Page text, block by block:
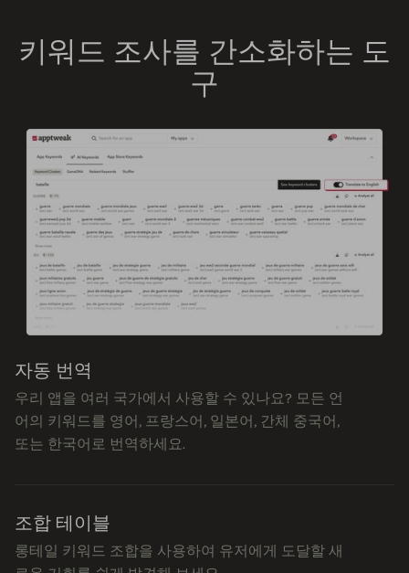
키워드 조사를 간소화하는 도
구
자동 번역
우리 앱을 여러 국가에서 사용할 수 있나요? 모든 언
어의 키워드를 영어, 프랑스어, 일본어, 간체 중국어,
또는 한국어로 번역하세요.
조합 테이블
롱테일 키워드 조합을 사용하여 유저에게 도달할 새